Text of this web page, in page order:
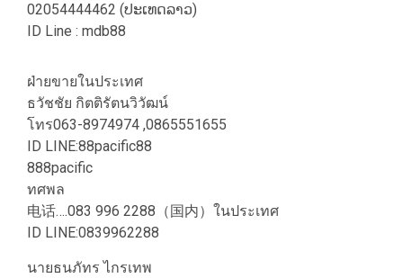
02054444462 (ປະເທດລາວ)
ID Line : mdb88
ฝ่ายขายในประเทศ
ธวัชชัย กิตติรัตนวิวัฒน์
โทร063-8974974 ,0865551655
ID LINE:88pacific88
888pacific
ทศพล
电话….083 996 2288（国内）ในประเทศ
ID LINE:0839962288
นายธนภัทร ไกรเทพ